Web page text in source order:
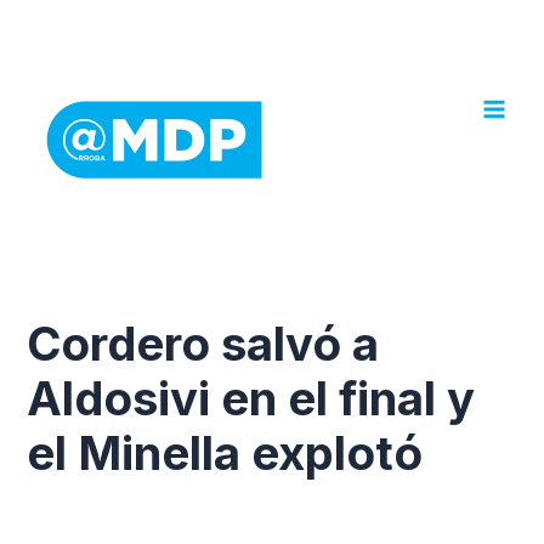
Cordero salvó a
Aldosivi en el final y
el Minella explotó